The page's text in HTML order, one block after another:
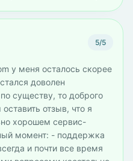
5/5
у меня осталось скорее
доволен
существу, то доброго
отзыв, что я
хорошем сервис-
момент: - поддержка
и почти все время